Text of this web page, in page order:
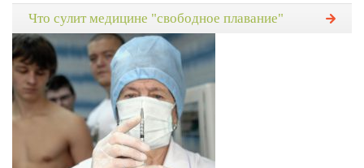
Что сулит медицине "свободное плавание"